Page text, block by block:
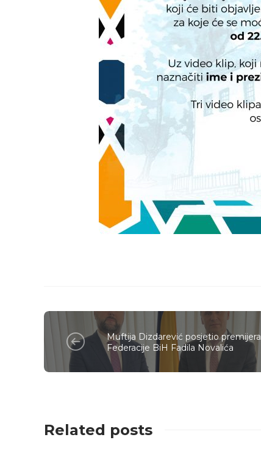
Muftija Dizdarević posjetio premijera
Federacije BiH Fadila Novalića
Related posts